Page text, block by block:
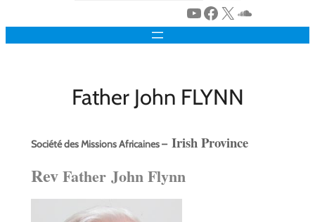
YouTube
Facebook
X
Father John FLYNN
Société des Missions Africaines – Irish Province
RevFather John Flynn